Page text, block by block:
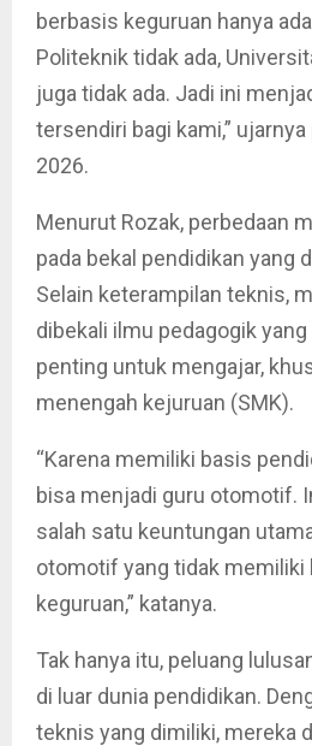
berbasis keguruan hanya
Politeknik tidak ada,
juga tidak ada. Jadi ini
tersendiri bagi kami,”
2026.
Menurut Rozak, perbedaan
pada bekal pendidikan yang
Selain keterampilan teknis,
dibekali ilmu pedagogik
penting untuk mengajar,
menengah kejuruan (SMK).
“Karena memiliki basis
bisa menjadi guru otomotif.
salah satu keuntungan
otomotif yang tidak memiliki
keguruan,” katanya.
Tak hanya itu, peluang
di luar dunia pendidikan.
teknis yang dimiliki, mereka